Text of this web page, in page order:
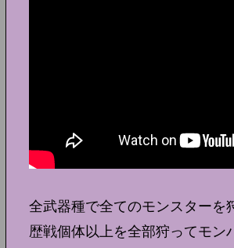
全武器種で全てのモンスターを
歴戦個体以上を全部狩ってモン